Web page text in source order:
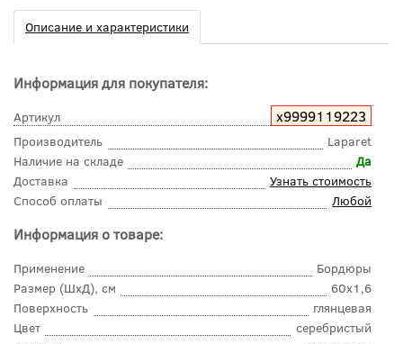
Описание и характеристики
Информация для покупателя:
Артикул х9999119223
Производитель
Laparet
Наличие на складе
Да
Доставка
Узнать стоимость
Способ оплаты
Любой
Информация о товаре:
Применение
Бордюры
Размер (ШхД), см
60x1,6
Поверхность
глянцевая
Цвет
серебристый